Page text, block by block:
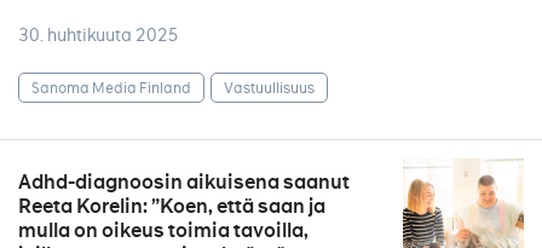
30. huhtikuuta 2025
Sanoma Media Finland Vastuullisuus
Adhd-diagnoosin aikuisena saanut
Reeta Korelin: ”Koen, että saan ja
mulla on oikeus toimia tavoilla,